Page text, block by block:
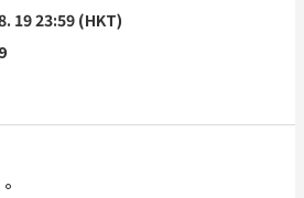
19 23:59 (HKT)